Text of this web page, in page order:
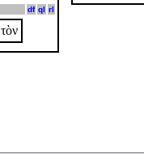
df ql rl
τὸν